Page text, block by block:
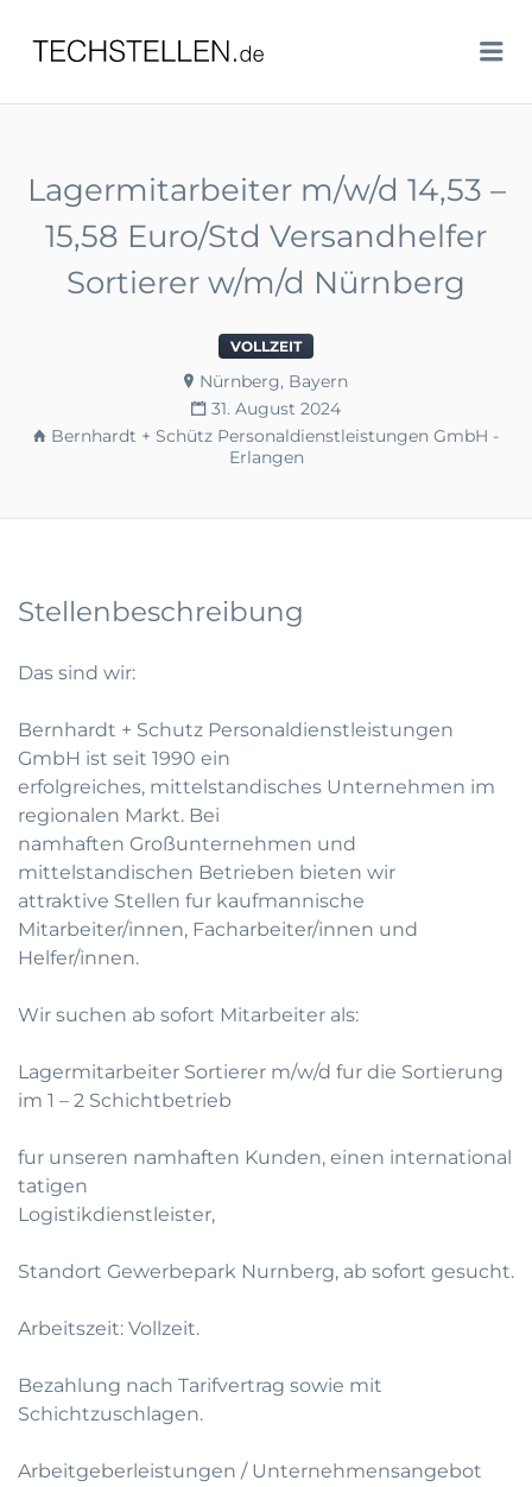
TECHSTELLEN.DE
Lagermitarbeiter m/w/d 14,53 –
15,58 Euro/Std Versandhelfer
Sortierer w/m/d Nürnberg
VOLLZEIT
Nürnberg, Bayern
31. August 2024
Bernhardt + Schütz Personaldienstleistungen GmbH -
Erlangen
Stellenbeschreibung
Das sind wir:
Bernhardt + Schutz Personaldienstleistungen
GmbH ist seit 1990 ein
erfolgreiches, mittelstandisches Unternehmen im
regionalen Markt. Bei
namhaften Großunternehmen und
mittelstandischen Betrieben bieten wir
attraktive Stellen fur kaufmannische
Mitarbeiter/innen, Facharbeiter/innen und
Helfer/innen.
Wir suchen ab sofort Mitarbeiter als:
Lagermitarbeiter Sortierer m/w/d fur die Sortierung
im 1 – 2 Schichtbetrieb
fur unseren namhaften Kunden, einen international
tatigen
Logistikdienstleister,
Standort Gewerbepark Nurnberg, ab sofort gesucht.
Arbeitszeit: Vollzeit.
Bezahlung nach Tarifvertrag sowie mit
Schichtzuschlagen.
Arbeitgeberleistungen / Unternehmensangebot